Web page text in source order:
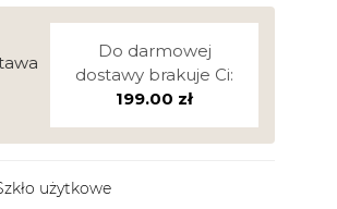
Do darmowej
dostawy brakuje Ci:
199.00 zł
użytkowe